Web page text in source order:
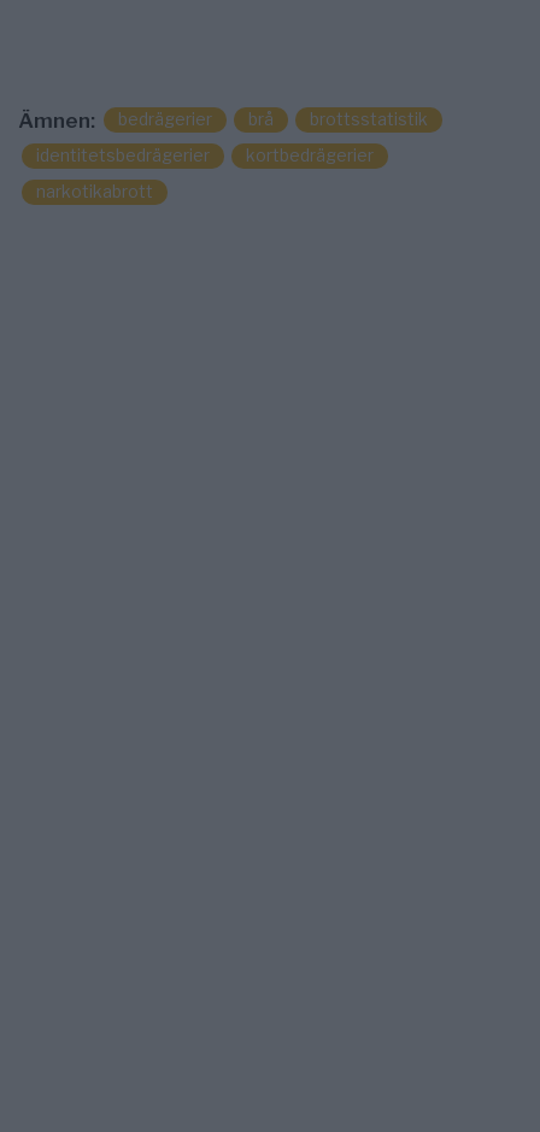
Ämnen: bedrägerier brå
brottsstatistik
identitetsbedrägerier
kortbedrägerier
narkotikabrott